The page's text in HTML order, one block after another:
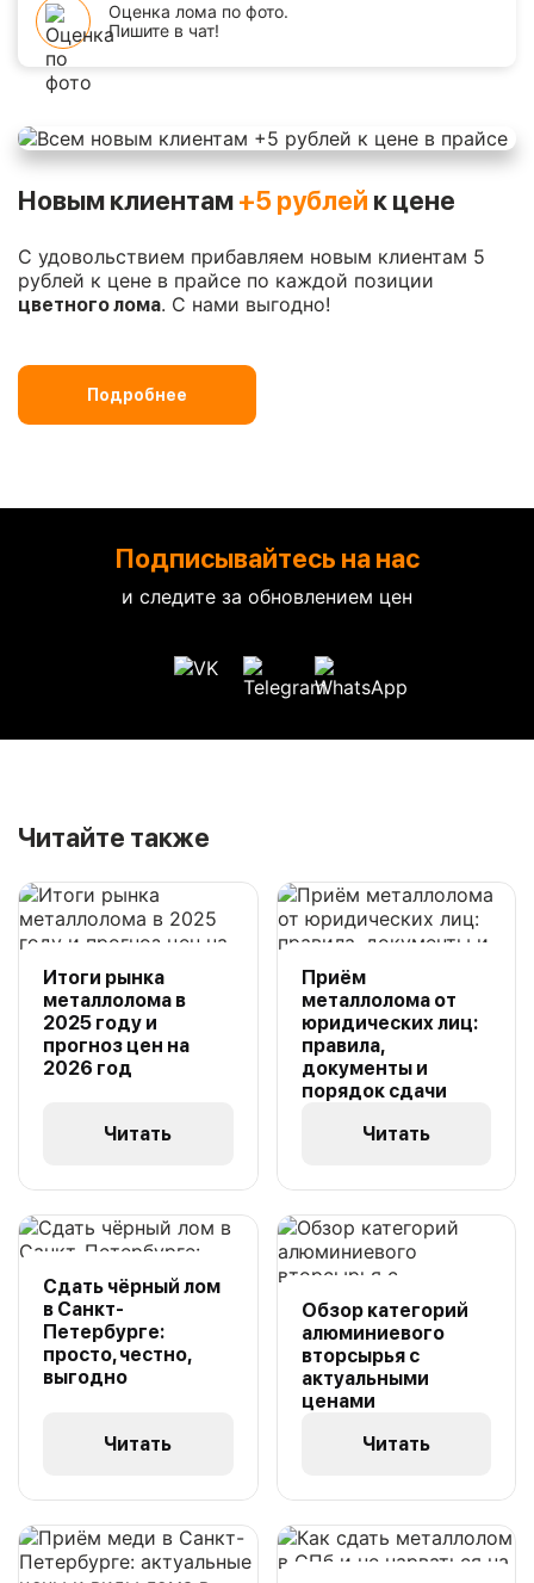
Оценка лома по фото.
Пишите в чат!
Новым клиентам+5 рублей к цене
С удовольствием прибавляем новым клиентам 5
рублей к цене в прайсе по каждой позиции
цветного лома. С нами выгодно!
Подробнее
Подписывайтесь на нас
и следите за обновлением цен
Читайте также
Итоги рынка
металлолома в
2025 году и
прогноз цен на
2026 год
Читать
Приём
металлолома от
юридических лиц:
правила,
документы и
порядок сдачи
Читать
Сдать чёрный лом
в Санкт-
Петербурге:
просто, честно,
выгодно
Читать
Обзор категорий
алюминиевого
вторсырья с
актуальными
ценами
Читать